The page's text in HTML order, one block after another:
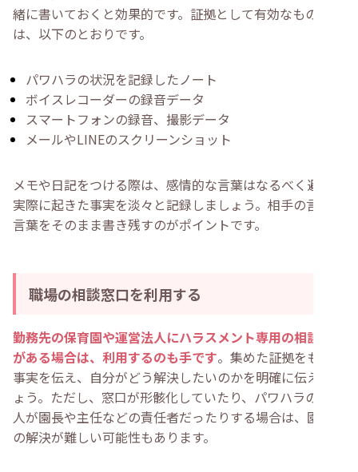
緒に書いておくと効果的です。証拠として有効なものの例
は、以下のとおりです。
パワハラの状況を記録したノート
ボイスレコーダーの録音データ
スマートフォンの録音、撮影データ
メールやLINEのスクリーンショット
メモや日記をつける際は、感情的な言葉はなるべく避け、
実際に起きた事実を淡々と記録しましょう。相手の言った
言葉をそのまま書き残すのがポイントです。
職場の相談窓口を利用する
勤務先の保育園や運営法人にハラスメント専用の相談窓口
がある場合は、利用するのも手です。集めた証拠をもとに
事実を伝え、自分がどう解決したいのかを明確に伝えまし
ょう。ただし、窓口が形骸化していたり、パワハラの張本
人が園長や主任などの責任者だったりする場合は、園内で
の解決が難しい可能性もあります。